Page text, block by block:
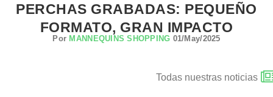
PERCHAS GRABADAS: PEQUEÑO
FORMATO, GRAN IMPACTO
Por MANNEQUINS SHOPPING 01/May/2025
Todas nuestras noticias